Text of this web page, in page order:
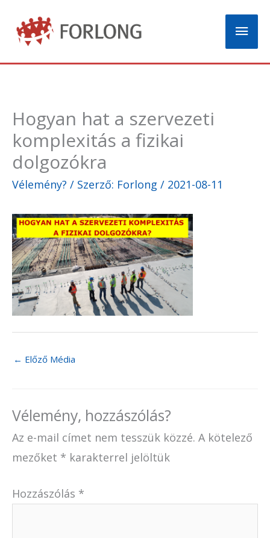
content
Main
Hogyan hat a szervezeti
komplexitás a fizikai
dolgozókra
Vélemény? / Szerző: Forlong / 2021-08-11
← Előző Média
Vélemény, hozzászólás?
Az e-mail címet nem tesszük közzé. A kötelező
mezőket * karakterrel jelöltük
Hozzászólás *